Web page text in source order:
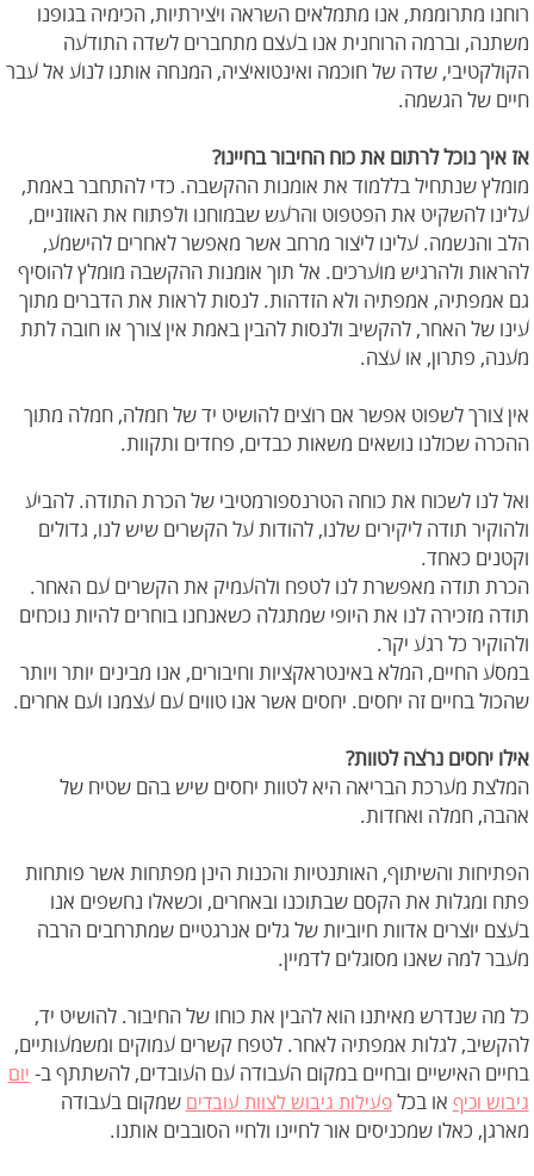
רוחנו מתרוממת, אנו מתמלאים השראה ויצירתיות, הכימיה בגופנו
משתנה, וברמה הרוחנית אנו בעצם מתחברים לשדה התודעה
הקולקטיבי, שדה של חוכמה ואינטואיציה, המנחה אותנו לנוע אל עבר
חיים של הגשמה.
אז איך נוכל לרתום את כוח החיבור בחיינו?
מומלץ שנתחיל בללמוד את אומנות ההקשבה. כדי להתחבר באמת,
עלינו להשקיט את הפטפוט והרעש שבמוחנו ולפתוח את האוזניים,
הלב והנשמה. עלינו ליצור מרחב אשר מאפשר לאחרים להישמע,
להראות ולהרגיש מוערכים. אל תוך אומנות ההקשבה מומלץ להוסיף
גם אמפתיה, אמפתיה ולא הזדהות. לנסות לראות את הדברים מתוך
עינו של האחר, להקשיב ולנסות להבין באמת אין צורך או חובה לתת
מענה, פתרון, או עצה.
אין צורך לשפוט אפשר אם רוצים להושיט יד של חמלה, חמלה מתוך
ההכרה שכולנו נושאים משאות כבדים, פחדים ותקוות.
ואל לנו לשכוח את כוחה הטרנספורמטיבי של הכרת התודה. להביע
ולהוקיר תודה ליקירים שלנו, להודות על הקשרים שיש לנו, גדולים
וקטנים כאחד.
הכרת תודה מאפשרת לנו לטפח ולהעמיק את הקשרים עם האחר.
תודה מזכירה לנו את היופי שמתגלה כשאנחנו בוחרים להיות נוכחים
ולהוקיר כל רגע יקר.
במסע החיים, המלא באינטראקציות וחיבורים, אנו מבינים יותר ויותר
שהכול בחיים זה יחסים. יחסים אשר אנו טווים עם עצמנו ועם אחרים.
אילו יחסים נרצה לטוות?
המלצת מערכת הבריאה היא לטוות יחסים שיש בהם שטיח של
אהבה, חמלה ואחדות.
הפתיחות והשיתוף, האותנטיות והכנות הינן מפתחות אשר פותחות
פתח ומגלות את הקסם שבתוכנו ובאחרים, וכשאלו נחשפים אנו
בעצם יוצרים אדוות חיוביות של גלים אנרגטיים שמתרחבים הרבה
מעבר למה שאנו מסוגלים לדמיין.
כל מה שנדרש מאיתנו הוא להבין את כוחו של החיבור. להושיט יד,
להקשיב, לגלות אמפתיה לאחר. לטפח קשרים עמוקים ומשמעותיים,
בחיים האישיים ובחיים במקום העבודה עם העובדים, להשתתף ב- יום
גיבוש וכיף או בכלפעילות גיבוש לצוות עובדים שמקום בעבודה
מארגן, כאלו שמכניסים אור לחיינו ולחיי הסובבים אותנו.